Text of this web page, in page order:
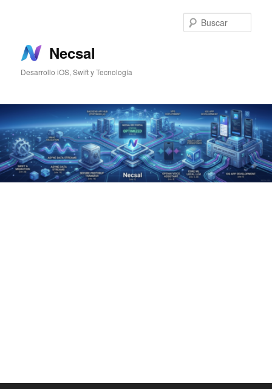
principal
secundario
Necsal
Desarrollo iOS, Swift y Tecnología